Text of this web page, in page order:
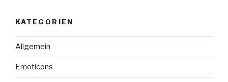
KATEGORIEN
Allgemein
Emoticons